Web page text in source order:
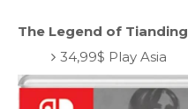
The Legend of Tianding
34,99$ Play Asia